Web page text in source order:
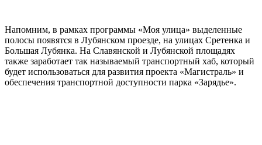
Напомним, в рамках программы «Моя улица» выделенные
полосы появятся в Лубянском проезде, на улицах Сретенка и
Большая Лубянка. На Славянской и Лубянской площадях
также заработает так называемый транспортный хаб, который
будет использоваться для развития проекта «Магистраль» и
обеспечения транспортной доступности парка «Зарядье».